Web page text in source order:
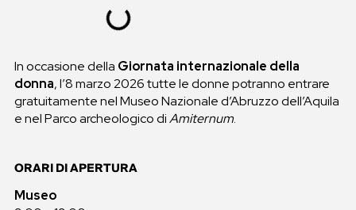
In occasione della Giornata internazionale della
donna, l’8 marzo 2026 tutte le donne potranno entrare
gratuitamente nel Museo Nazionale d’Abruzzo dell’Aquila
e nel Parco archeologico diAmiternum.
ORARI DI APERTURA
Museo